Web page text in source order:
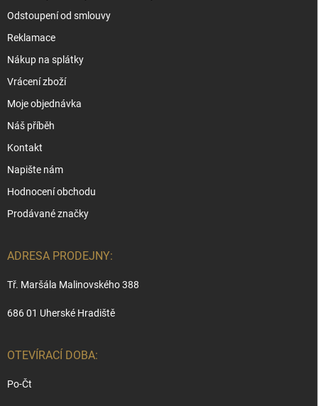
Odstoupení od smlouvy
Reklamace
Nákup na splátky
Vrácení zboží
Moje objednávka
Náš příběh
Kontakt
Napište nám
Hodnocení obchodu
Prodávané značky
ADRESA PRODEJNY:
Tř. Maršála Malinovského 388
686 01 Uherské Hradiště
OTEVÍRACÍ DOBA:
Po-Čt